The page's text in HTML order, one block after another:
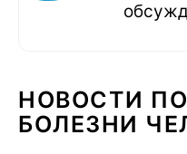
НОВОСТИ
БОЛЕЗНИ